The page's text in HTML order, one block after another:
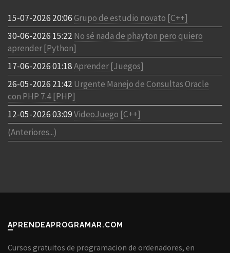
15-07-2026 20:06Grupo de estudio novato [C++]
30-06-2026 15:22 No sé nada de phayton pero quiero
aprender [Python]
17-06-2026 01:18Aprender [Juegos]
26-05-2026 21:42 Urgente Manejo de Consultas Oracle
con PHP 7.4 [PHP]
12-05-2026 03:09VideoJuego [C++]
(Anteriores...)
APRENDEAPROGRAMAR.COM
Cursos gratuitos de programacion de ordenadores, en